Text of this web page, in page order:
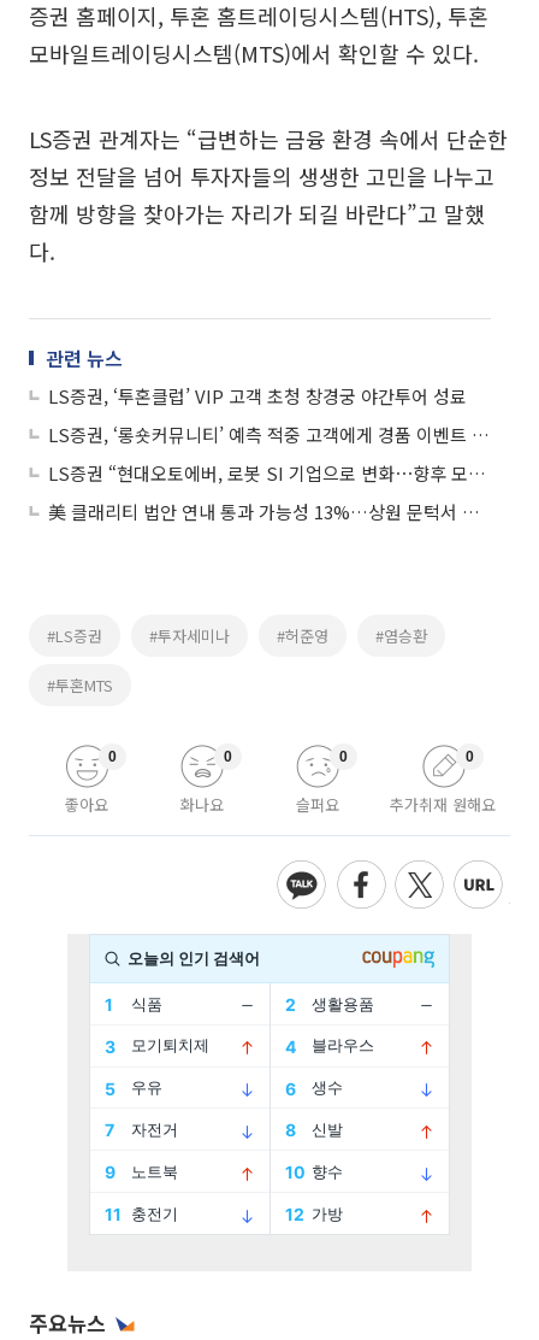
증권 홈페이지, 투혼 홈트레이딩시스템(HTS), 투혼
모바일트레이딩시스템(MTS)에서 확인할 수 있다.
LS증권 관계자는 “급변하는 금융 환경 속에서 단순한
정보 전달을 넘어 투자자들의 생생한 고민을 나누고
함께 방향을 찾아가는 자리가 되길 바란다”고 말했
다.
관련 뉴스
LS증권, ‘투혼클럽’ VIP 고객 초청 창경궁 야간투어 성료
LS증권, ‘롱숏커뮤니티’ 예측 적중 고객에게 경품 이벤트 실시
LS증권 “현대오토에버, 로봇 SI 기업으로 변화⋯향후 모멘텀 집중해야”
美 클래리티 법안 연내 통과 가능성 13%…상원 문턱서 제동
#LS증권 #투자세미나 #허준영 #염승환
#투혼MTS
좋아요
0
화나요
0
슬퍼요
0
추가취재 원해요
0
주요뉴스